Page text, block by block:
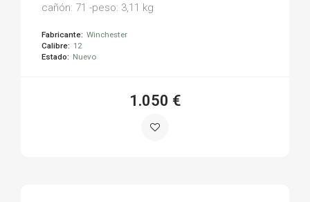
cañón: 71 -peso: 3,11 kg
Fabricante: Winchester
Calibre: 12
Estado: Nuevo
1.050 €